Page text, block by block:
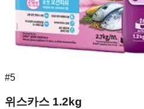
#5
위스카스 1.2kg